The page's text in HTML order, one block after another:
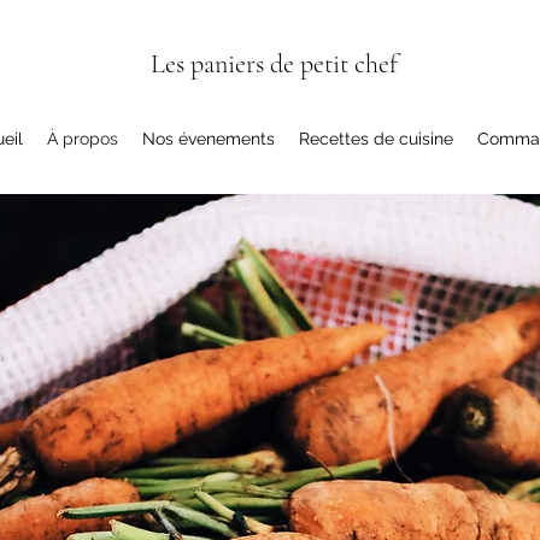
Les paniers de petit chef
À propos Nos évenements Recettes de cuisine